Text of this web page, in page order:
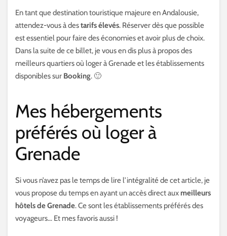
En tant que destination touristique majeure en Andalousie,
attendez-vous à destarifs élevés. Réserver dès que possible
est essentiel pour faire des économies et avoir plus de choix.
Dans la suite de ce billet, je vous en dis plus à propos des
meilleurs quartiers où loger à Grenade et les établissements
disponibles sur Booking. 🙂
Mes hébergements
préférés où loger à
Grenade
Si vous n’avez pas le temps de lire l’intégralité de cet article, je
vous propose du temps en ayant un accès direct aux meilleurs
hôtels de Grenade. Ce sont les établissements préférés des
voyageurs… Et mes favoris aussi !